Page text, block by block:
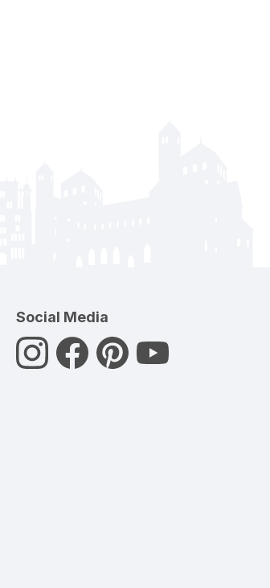
Social Media